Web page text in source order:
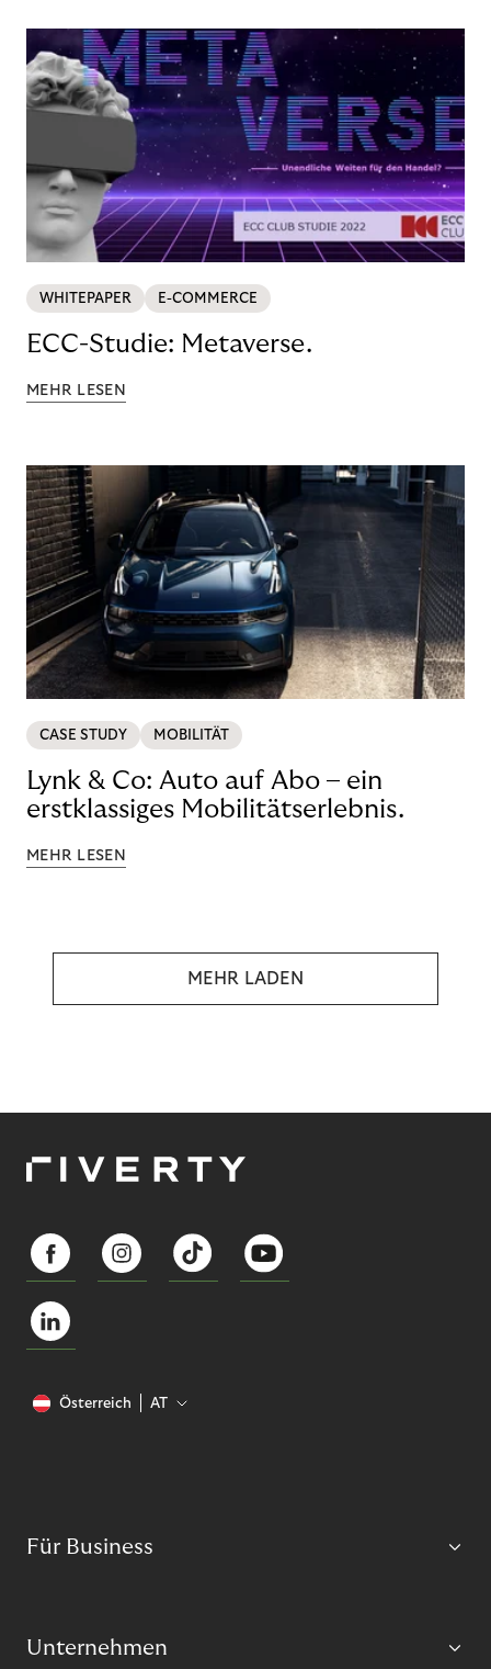
WHITEPAPER E-COMMERCE
ECC-Studie: Metaverse.
MEHR LESEN
CASE STUDY MOBILITÄT
Lynk & Co: Auto auf Abo – ein
erstklassiges Mobilitätserlebnis.
MEHR LESEN
MEHR LADEN
Österreich AT
Für Business
Unternehmen